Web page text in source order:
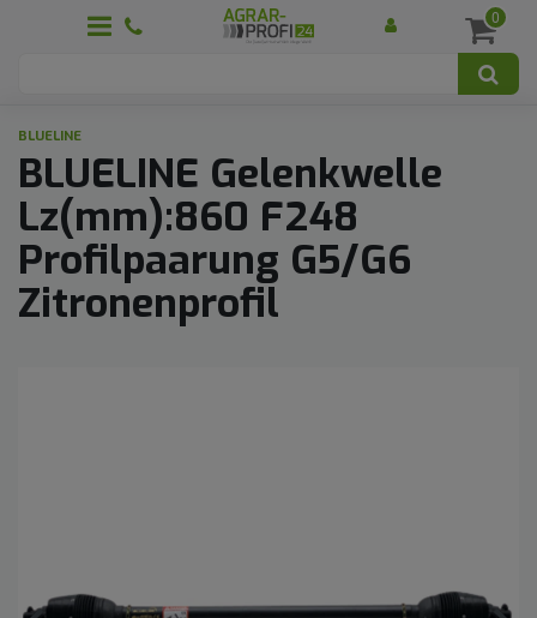
0
BLUELINE
BLUELINE Gelenkwelle
Lz(mm):860 F248
Profilpaarung G5/G6
Zitronenprofil